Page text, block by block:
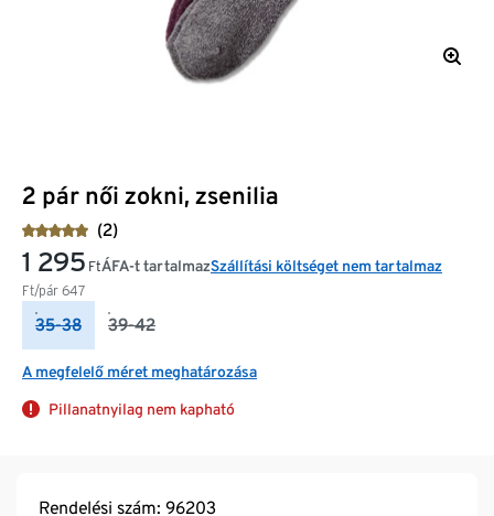
2 pár női zokni, zsenilia
(2)
1 295 Ft
Ft/pár 647
ÁFA-t tartalmazSzállítási költséget nem tartalmaz
35-38 39-42
A megfelelő méret meghatározása
Pillanatnyilag nem kapható
Rendelési szám: 96203